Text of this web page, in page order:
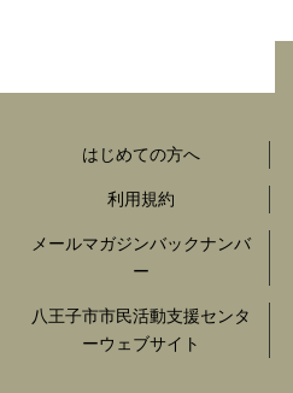
はじめての方へ
利用規約
メールマガジンバックナンバ
ー
八王子市市民活動支援センタ
ーウェブサイト